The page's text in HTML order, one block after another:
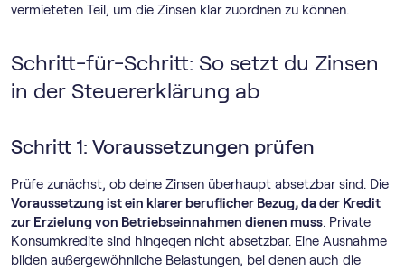
vermieteten Teil, um die Zinsen klar zuordnen zu können.
Schritt-für-Schritt: So setzt du Zinsen
in der Steuererklärung ab
Schritt 1: Voraussetzungen prüfen
Prüfe zunächst, ob deine Zinsen überhaupt absetzbar sind. Die
Voraussetzung ist ein klarer beruflicher Bezug, da der Kredit
zur Erzielung von Betriebseinnahmen dienen muss. Private
Konsumkredite sind hingegen nicht absetzbar. Eine Ausnahme
bilden außergewöhnliche Belastungen, bei denen auch die